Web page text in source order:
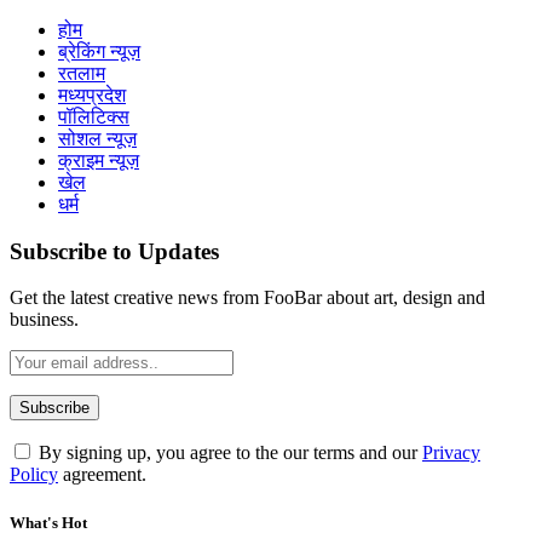
होम
ब्रेकिंग न्यूज़
रतलाम
मध्यप्रदेश
पॉलिटिक्स
सोशल न्यूज़
क्राइम न्यूज़
खेल
धर्म
Subscribe to Updates
Get the latest creative news from FooBar about art, design and
business.
By signing up, you agree to the our terms and ourPrivacy
Policy agreement.
What's Hot